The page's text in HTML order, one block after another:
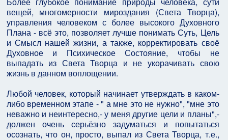
вещей, многомерности мироздания (Света Творца),
управления человеком с более высокого Духовного
Плана - всё это, позволяет лучше понимать Суть, Цель
и Смысл нашей жизни, а также, корректировать своё
Духовное и Психическое Состояние, чтобы не
выпадать из Света Творца и не укорачивать свою
жизнь в данном воплощении.
Любой человек, который начинает утверждать в каком-
либо временном этапе - " а мне это не нужно", "мне это
неважно и неинтересно,- у меня другие цели и планы",-
должен очень серьёзно задуматься и попытаться
осознать, что он, просто, выпал из Света Творца, т.е.,